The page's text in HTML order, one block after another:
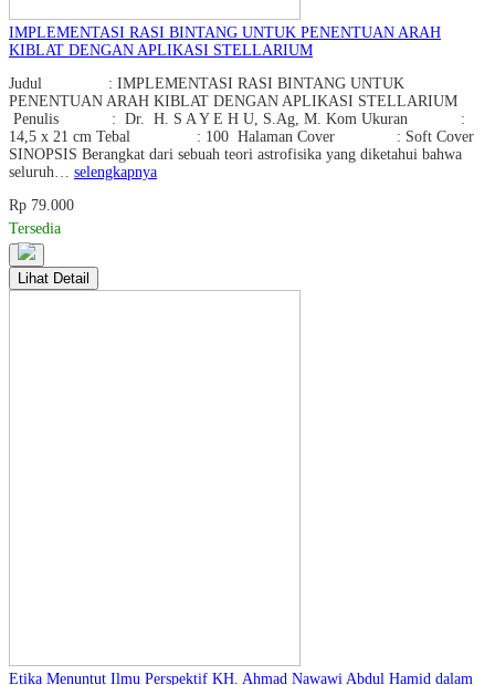
IMPLEMENTASI RASI BINTANG UNTUK PENENTUAN ARAH
KIBLAT DENGAN APLIKASI STELLARIUM
Judul : IMPLEMENTASI RASI BINTANG UNTUK
PENENTUAN ARAH KIBLAT DENGAN APLIKASI STELLARIUM
Penulis : Dr. H. S A Y E H U, S.Ag, M. Kom Ukuran :
14,5 x 21 cm Tebal : 100 Halaman Cover : Soft Cover
SINOPSIS Berangkat dari sebuah teori astrofisika yang diketahui bahwa
seluruh… selengkapnya
Rp 79.000
Tersedia
Lihat Detail
Etika Menuntut Ilmu Perspektif KH. Ahmad Nawawi Abdul Hamid dalam